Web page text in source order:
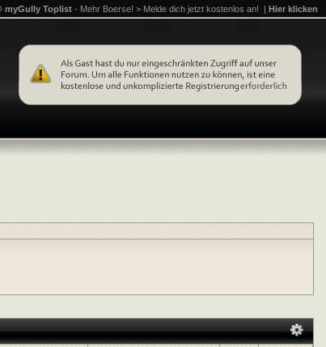
myGully Toplist - Mehr Boerse! > Melde dich jetzt kostenlos an! | Hier klicken